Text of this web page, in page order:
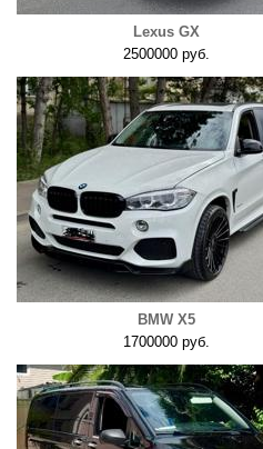
Lexus GX
2500000 руб.
BMW X5
1700000 руб.